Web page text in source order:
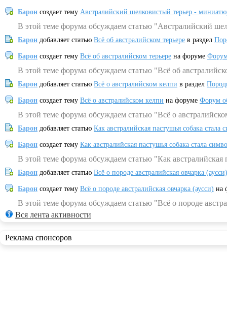
Барон создает тему Австралийский шелковистый терьер -
В этой теме форума обсуждаем статью "Австралийский
Барон добавляет статью Всё об австралийском терьере в раздел
Барон создает тему Всё об австралийском терьере на форуме
В этой теме форума обсуждаем статью "Всё об
Барон добавляет статью Всё о австралийском келпи в раздел
Барон создает тему Всё о австралийском келпи на форуме Форум
В этой теме форума обсуждаем статью "Всё о
Барон добавляет статью Как австралийская пастушья собака
Барон создает тему Как австралийская пастушья собака стала
В этой теме форума обсуждаем статью "Как
Барон добавляет статью Всё о породе австралийская овчарка (аусси)
Барон создает тему Всё о породе австралийская овчарка (аусси) на
В этой теме форума обсуждаем статью "Всё о породе
Вся лента активности
Реклама спонсоров